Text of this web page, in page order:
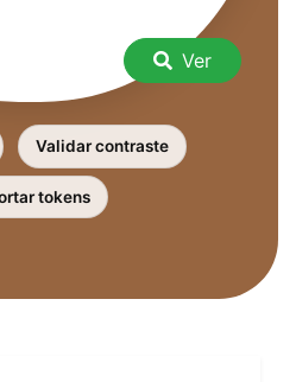
Ver
Validar contraste
tokens